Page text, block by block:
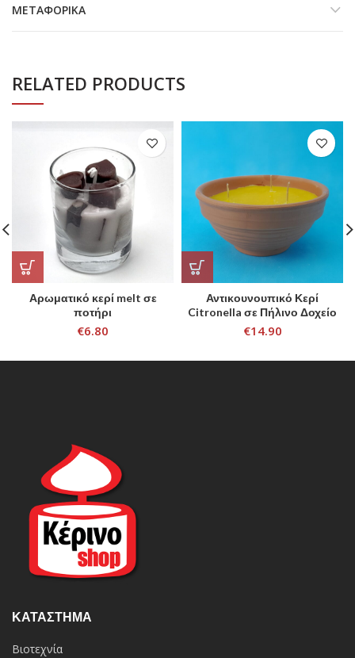
ΜΕΤΑΦΟΡΙΚΆ
RELATED PRODUCTS
Αρωματικό κερί melt σε
ποτήρι
€6.80
Αντικουνουπικό Κερί
Citronella σε Πήλινο Δοχείο
€14.90
ΚΑΤΆΣΤΗΜΑ
Βιοτεχνία